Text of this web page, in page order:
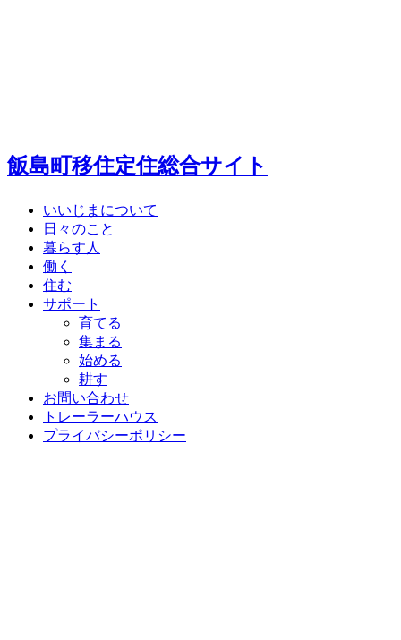
飯島町移住定住総合サイト
いいじまについて
日々のこと
暮らす人
働く
住む
サポート
育てる
集まる
始める
耕す
お問い合わせ
トレーラーハウス
プライバシーポリシー